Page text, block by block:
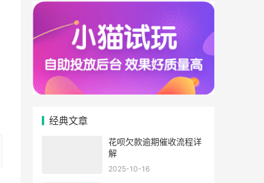
经典文章
花呗欠款逾期催收流程详
解
2025-10-16